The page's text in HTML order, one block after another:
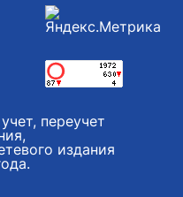
переучет
издания